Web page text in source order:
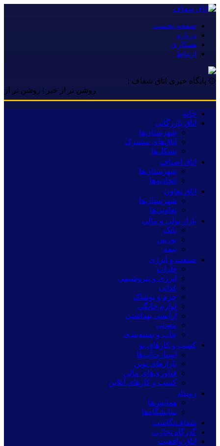
صفحه نخست
درباره
همکاری
ارتباط
۞ پایگاه خبری اتاق شفاف :
روشن تر از خبر | روشن تر از خبر
خانه
اتاق بازرگانی
شهرستان‌ها
اتاق‌های مشترک
تشکل‌ها
اتاق اصناف
شهرستان‌ها
اتحادیه‌ها
اتاق تعاون
شهرستان‌ها
تعاونی‌ها
بازار پولی و مالی
بانک
بورس
بیمه
صنعت و انرژی
فلزات
انرژی و پتروشیمی
غذایی
چرم و پوشاک
لوازم خانگی
آرایشی بهداشتی
معدنی
چاپ و بسته‌بندی
کسب و کارهای نو
استارت‌آپ‌ها
بازارهای نوین
فناوری‌های مالی
کسب و کارهای آنلاین
رویداد
همایش‌ها
نمایشگاه‌ها
شفاف‌نگاشت
گذرگاه تجارت
اتاق واقعیت